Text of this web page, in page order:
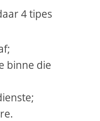
4 tipes
binne die